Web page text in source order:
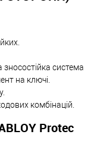
система
на ключі.
комбінацій.
Protec